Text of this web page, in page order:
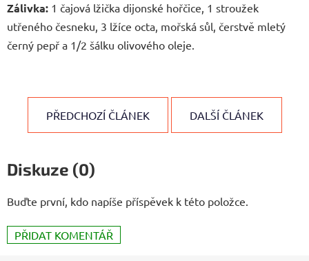
Zálivka: 1 čajová lžička dijonské hořčice, 1 stroužek
utřeného česneku, 3 lžíce octa, mořská sůl, čerstvě mletý
černý pepř a 1/2 šálku olivového oleje.
PŘEDCHOZÍ ČLÁNEK DALŠÍ ČLÁNEK
Diskuze (0)
Buďte první, kdo napíše příspěvek k této položce.
PŘIDAT KOMENTÁŘ